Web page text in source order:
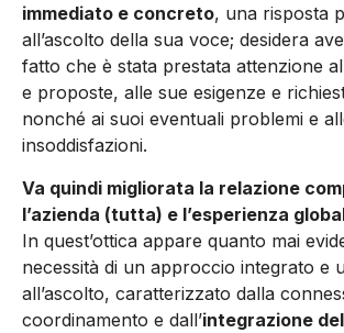
immediato e concreto, una risposta
all’ascolto della sua voce; desidera
fatto che è stata prestata attenzione
e proposte, alle sue esigenze e
nonché ai suoi eventuali problemi e
insoddisfazioni.
Va quindi migliorata la relazione
l’azienda (tutta) e l’esperienza
In quest’ottica appare quanto mai
necessità di un approccio integrato e
all’ascolto, caratterizzato dalla
coordinamento e dall’integrazione